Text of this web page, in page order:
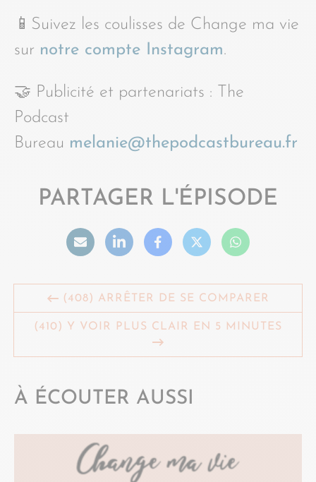
📱Suivez les coulisses de Change ma vie
sur notre compte Instagram.
🤝 Publicité et partenariats : The
Podcast
Bureau melanie@thepodcastbureau.fr
PARTAGER L'ÉPISODE
(408) ARRÊTER DE SE COMPARER
(410) Y VOIR PLUS CLAIR EN 5 MINUTES
À ÉCOUTER AUSSI